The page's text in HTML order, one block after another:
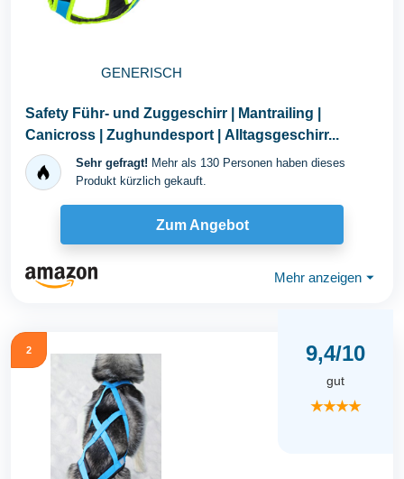
GENERISCH
Safety Führ- und Zuggeschirr | Mantrailing |
Canicross | Zughundesport | Alltagsgeschirr...
Sehr gefragt! Mehr als 130 Personen haben dieses
Produkt kürzlich gekauft.
Zum Angebot
Mehr anzeigen ⏷
2 9,4/10
gut
★★★★